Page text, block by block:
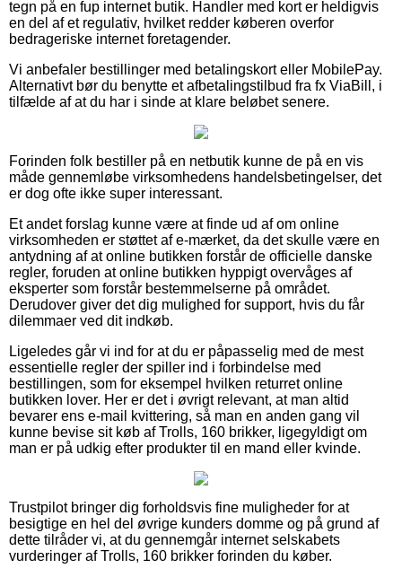
tegn på en fup internet butik. Handler med kort er heldigvis
en del af et regulativ, hvilket redder køberen overfor
bedrageriske internet foretagender.
Vi anbefaler bestillinger med betalingskort eller MobilePay.
Alternativt bør du benytte et afbetalingstilbud fra fx ViaBill, i
tilfælde af at du har i sinde at klare beløbet senere.
Forinden folk bestiller på en netbutik kunne de på en vis
måde gennemløbe virksomhedens handelsbetingelser, det
er dog ofte ikke super interessant.
Et andet forslag kunne være at finde ud af om online
virksomheden er støttet af e-mærket, da det skulle være en
antydning af at online butikken forstår de officielle danske
regler, foruden at online butikken hyppigt overvåges af
eksperter som forstår bestemmelserne på området.
Derudover giver det dig mulighed for support, hvis du får
dilemmaer ved dit indkøb.
Ligeledes går vi ind for at du er påpasselig med de mest
essentielle regler der spiller ind i forbindelse med
bestillingen, som for eksempel hvilken returret online
butikken lover. Her er det i øvrigt relevant, at man altid
bevarer ens e-mail kvittering, så man en anden gang vil
kunne bevise sit køb af Trolls, 160 brikker, ligegyldigt om
man er på udkig efter produkter til en mand eller kvinde.
Trustpilot bringer dig forholdsvis fine muligheder for at
besigtige en hel del øvrige kunders domme og på grund af
dette tilråder vi, at du gennemgår internet selskabets
vurderinger af Trolls, 160 brikker forinden du køber.